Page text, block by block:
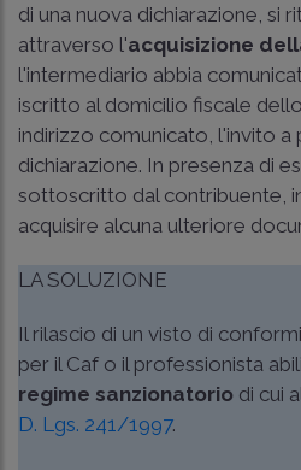
di una nuova dichiarazione, si
attraverso l'acquisizione
l'intermediario abbia
iscritto al domicilio fiscale
indirizzo comunicato, l'invito a
dichiarazione. In presenza di
sottoscritto dal contribuente,
acquisire alcuna ulteriore
LA SOLUZIONE
Il rilascio di un visto di
per il Caf o il professionista
regime sanzionatorio di cui
D. Lgs. 241/1997.